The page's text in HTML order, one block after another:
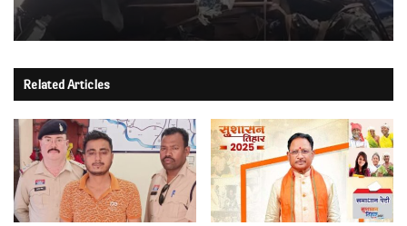
Related Articles